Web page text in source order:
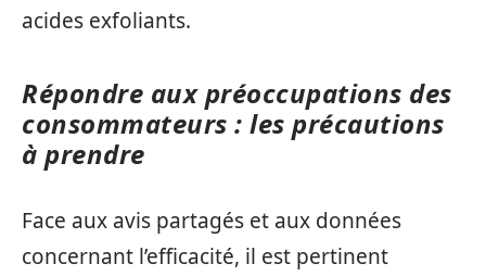
acides exfoliants.
Répondre aux préoccupations des
consommateurs : les précautions
à prendre
Face aux avis partagés et aux données
concernant l’efficacité, il est pertinent